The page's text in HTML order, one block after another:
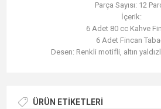
Parça Sayısı: 12
İçerik:
6 Adet 80 cc Kahve
6 Adet Fincan
Desen: Renkli motifli, altın
ÜRÜN ETIKETLERI